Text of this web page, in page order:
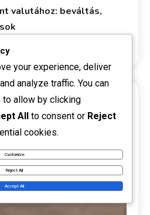
valutához: beváltás,
2026
your experience, deliver
analyze traffic. You can
allow by clicking
All to consent or Reject
cookies.
Customize
Reject All
Accept All